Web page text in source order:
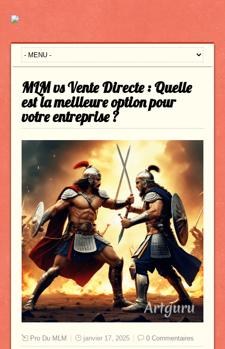
MLM vs Vente Directe : Quelle
est la meilleure option pour
votre entreprise ?
Pro Du MLM janvier 17, 2025 0 Commentaires